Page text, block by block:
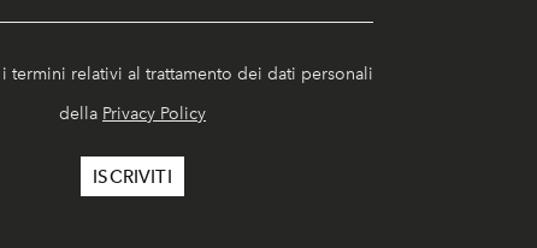
termini relativi al trattamento dei dati personali
della Privacy Policy